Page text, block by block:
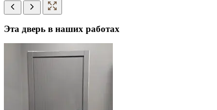
Эта дверь в наших работах